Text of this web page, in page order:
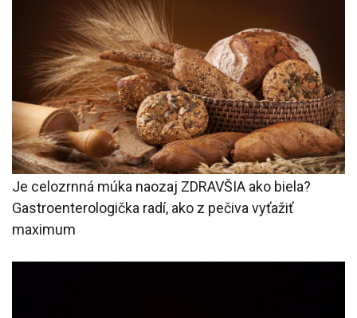
Je celozrnná múka naozaj ZDRAVŠIA ako biela?
Gastroenterologička radí, ako z pečiva vyťažiť
maximum